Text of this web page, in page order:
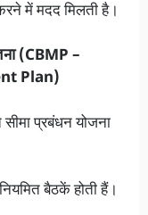
में मदद मिलती है।
(CBMP –
Plan)
प्रबंधन योजना
बैठकें होती हैं।